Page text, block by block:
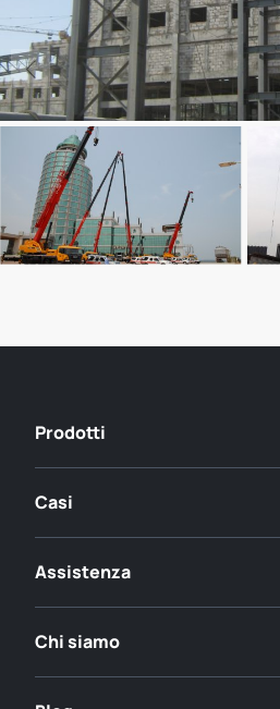
Prodotti
Casi
Assistenza
Chi siamo